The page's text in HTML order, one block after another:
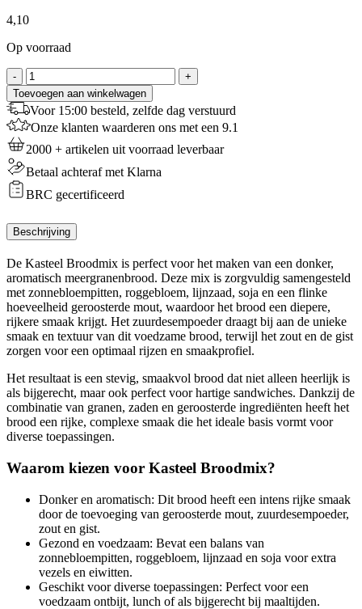
4,10
Op voorraad
-
Kasteel
Broodmeel
-
1
Kg
aantal
+
Toevoegen aan winkelwagen
Voor 15:00 besteld, zelfde dag verstuurd
Onze klanten waarderen ons met een 9.1
2000 + artikelen uit voorraad leverbaar
Betaal achteraf met Klarna
BRC gecertificeerd
Beschrijving
De Kasteel Broodmix is perfect voor het maken van een donker,
aromatisch meergranenbrood. Deze mix is zorgvuldig samengesteld
met zonnebloempitten, roggebloem, lijnzaad, soja en een flinke
hoeveelheid geroosterde mout, waardoor het brood een diepere,
rijkere smaak krijgt. Het zuurdesempoeder draagt bij aan de unieke
smaak en textuur van dit voedzame brood, terwijl het zout en de gist
zorgen voor een optimaal rijzen en smaakprofiel.
Het resultaat is een stevig, smaakvol brood dat niet alleen heerlijk is
als bijgerecht, maar ook perfect voor hartige sandwiches. Dankzij de
combinatie van granen, zaden en geroosterde ingrediënten heeft het
brood een rijke, complexe smaak die het ideale basis vormt voor
diverse toepassingen.
Waarom kiezen voor Kasteel Broodmix?
Donker en aromatisch: Dit brood heeft een intens rijke smaak
door de toevoeging van geroosterde mout, zuurdesempoeder,
zout en gist.
Gezond en voedzaam: Bevat een balans van
zonnebloempitten, roggebloem, lijnzaad en soja voor extra
vezels en eiwitten.
Geschikt voor diverse toepassingen: Perfect voor een
voedzaam ontbijt, lunch of als bijgerecht bij maaltijden.